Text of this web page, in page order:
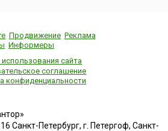
Продвижение Реклама
Информеры
сайта
соглашение
конфиденциальности
Санкт-Петербург, г. Петергоф, Санкт-